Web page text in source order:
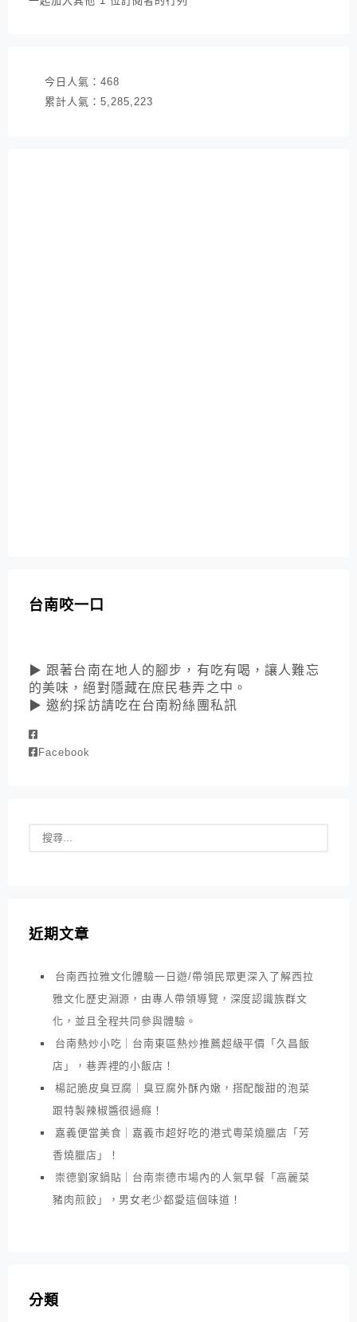
今日人氣： 468
累計人氣： 5,285,223
台南咬一口
▶ 跟著台南在地人的腳步，有吃有喝，讓人難忘
的美味，絕對隱藏在庶民巷弄之中。
▶ 邀約採訪請吃在台南粉絲團私訊
Facebook
近期文章
台南西拉雅文化體驗一日遊/帶領民眾更深入了解西拉
雅文化歷史淵源，由專人帶領導覽，深度認識族群文
化，並且全程共同參與體驗。
台南熱炒小吃｜台南東區熱炒推薦超級平價「久昌飯
店」，巷弄裡的小飯店！
楊記脆皮臭豆腐｜臭豆腐外酥內嫩，搭配酸甜的泡菜
跟特製辣椒醬很過癮！
嘉義便當美食｜嘉義市超好吃的港式粵菜燒臘店「芳
香燒臘店」！
崇德劉家鍋貼｜台南崇德市場內的人氣早餐「高麗菜
豬肉煎餃」，男女老少都愛這個味道！
分類